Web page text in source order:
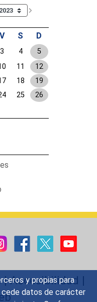
y propias para
cede datos de carácter
Doce Legislatura
V S D
3 4
5
11
12
18
19
25
26
|Accesibilidad |